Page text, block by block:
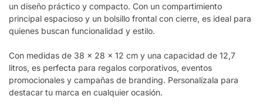
un diseño práctico y compacto. Con un compartimiento
principal espacioso y un bolsillo frontal con cierre, es ideal para
quienes buscan funcionalidad y estilo.
Con medidas de 38 x 28 x 12 cm y una capacidad de 12,7
litros, es perfecta para regalos corporativos, eventos
promocionales y campañas de branding. Personalízala para
destacar tu marca en cualquier ocasión.